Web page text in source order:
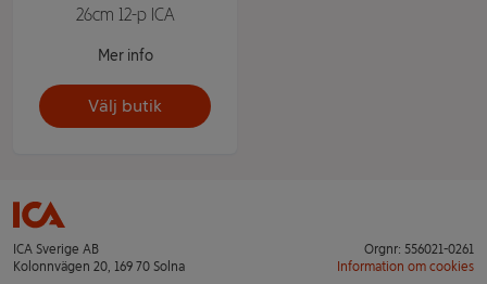
26cm 12-p ICA
Mer info
Välj butik
ICA Sverige AB
Kolonnvägen 20, 169 70 Solna
Orgnr: 556021-0261
Information om cookies